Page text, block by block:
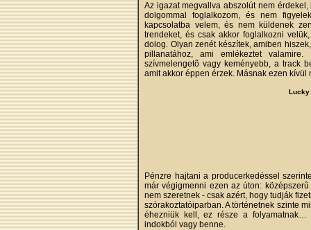
Az igazat megvallva abszolút nem
dolgommal foglalkozom, és nem
kapcsolatba velem, és nem küldenek
trendeket, és csak akkor foglalkozni
dolog. Olyan zenét készítek, amiben
pillanatához, ami emlékeztet
szívmelengetõ vagy keményebb, a track
amit akkor éppen érzek. Másnak ezen kívül
Lucky
Pénzre hajtani a producerkedéssel
már végigmenni ezen az úton:
nem szeretnek - csak azért, hogy tudják
szórakoztatóiparban. A történetnek szinte
éhezniük kell, ez része a folyamatnak…
indokból vagy benne.